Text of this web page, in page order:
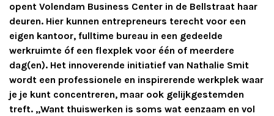
opent Volendam Business Center in de Bellstraat haar
deuren. Hier kunnen entrepreneurs terecht voor een
eigen kantoor, fulltime bureau in een gedeelde
werkruimte óf een flexplek voor één of meerdere
dag(en). Het innoverende initiatief van Nathalie Smit
wordt een professionele en inspirerende werkplek waar
je je kunt concentreren, maar ook gelijkgestemden
treft. ,,Want thuiswerken is soms wat eenzaam en vol